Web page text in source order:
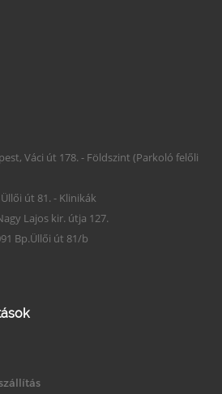
Váci út 178. - Földszint (Parkoló felőli
út 81. - Klinikák
Lajos kir. útja 127.
Bp.Üllői út 81/b